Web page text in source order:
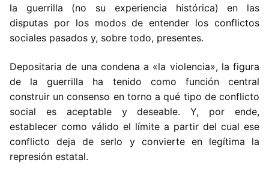
la guerrilla (no su experiencia histórica) en las
disputas por los modos de entender los conflictos
sociales pasados y, sobre todo, presentes.
Depositaria de una condena a «la violencia», la figura
de la guerrilla ha tenido como función central
construir un consenso en torno a qué tipo de conflicto
social es aceptable y deseable. Y, por ende,
establecer como válido el límite a partir del cual ese
conflicto deja de serlo y convierte en legítima la
represión estatal.